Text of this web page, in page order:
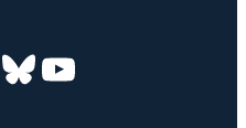
Bluesky YouTube